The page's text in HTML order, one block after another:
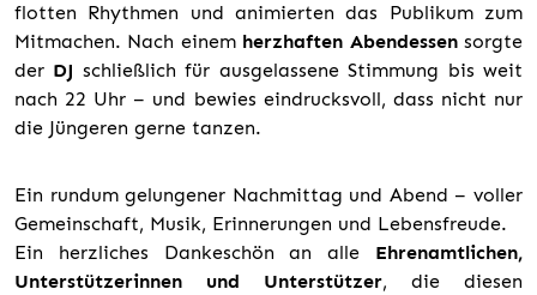
flotten Rhythmen und animierten das Publikum zum
Mitmachen. Nach einem herzhaften Abendessensorgte
der DJ schließlich für ausgelassene Stimmung bis weit
nach 22 Uhr – und bewies eindrucksvoll, dass nicht nur
die Jüngeren gerne tanzen.
Ein rundum gelungener Nachmittag und Abend – voller
Gemeinschaft, Musik, Erinnerungen und Lebensfreude.
Ein herzliches Dankeschön an alle Ehrenamtlichen,
Unterstützerinnen und Unterstützer, die diesen